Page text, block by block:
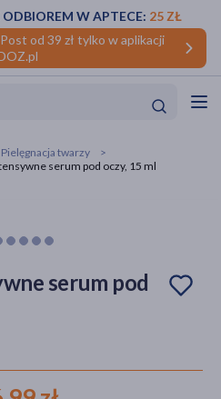
od 39 zł tylko w aplikacji
W APTECE: 25 ZŁ
Pielęgnacja twarzy
serum pod oczy, 15 ml
serum pod